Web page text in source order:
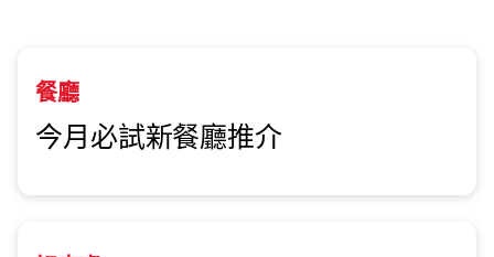
餐廳
今月必試新餐廳推介